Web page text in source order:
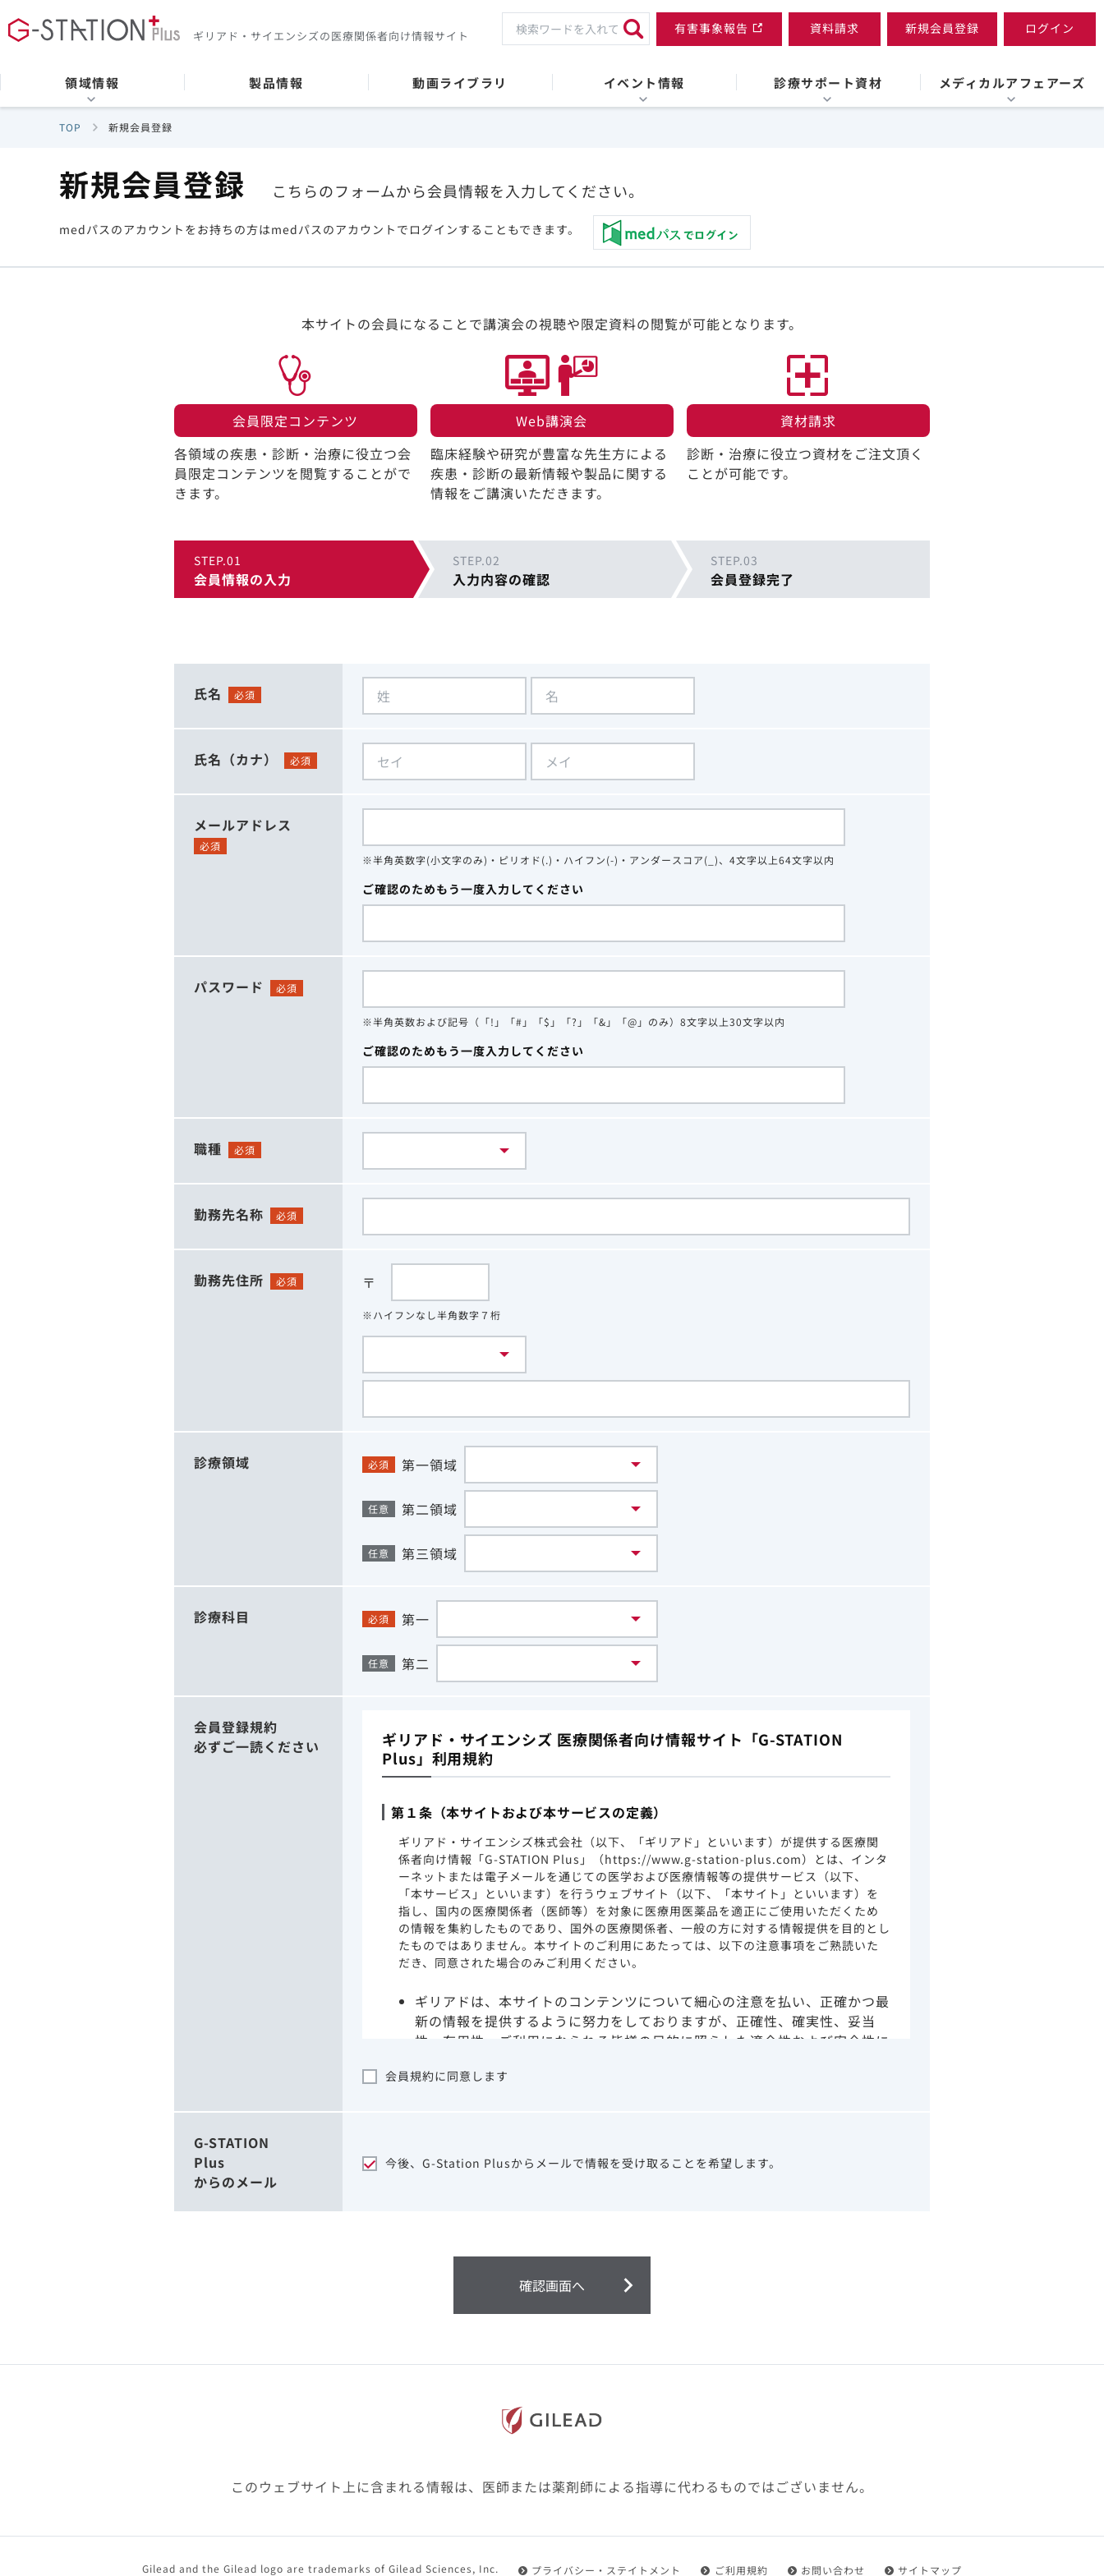
ギリアド・サイエンシズの医療関係者向け情報サイト 有害事象報告 資料請求 新規会員登録 ログイン
領域情報 製品情報 動画ライブラリ イベント情報 診療サポート資材 メディカルアフェアーズ
TOP 新規会員登録
新規会員登録 こちらのフォームから会員情報を入力してください。
medパスのアカウントをお持ちの方はmedパスのアカウントでログインすることもできます。
本サイトの会員になることで講演会の視聴や限定資料の閲覧が可能となります。
会員限定コンテンツ​
各領域の疾患・診断・治療に役立つ会
員限定コンテンツを閲覧することがで
きます。​
Web講演会​
臨床経験や研究が豊富な先生方による
疾患・診断の最新情報や製品に関する
情報をご講演いただきます。
資材請求​
診断・治療に役立つ資材をご注文頂く
ことが可能です。
STEP.01
会員情報の入力
STEP.02
入力内容の確認
STEP.03
会員登録完了
氏名 必須
氏名（カナ） 必須
メールアドレス
必須
※半角英数字(小文字のみ)・ピリオド(.)・ハイフン(-)・アンダースコア(_)、4文字以上64文字以内
ご確認のためもう一度入力してください
パスワード 必須
※半角英数および記号（「!」「#」「$」「?」「&」「@」のみ）8文字以上30文字以内
ご確認のためもう一度入力してください
職種 必須
勤務先名称 必須
勤務先住所 必須 〒
※ハイフンなし半角数字７桁
診療領域 必須 第一領域
任意 第二領域
任意 第三領域
診療科目 必須 第一
任意 第二
会員登録規約
必ずご一読ください
ギリアド・サイエンシズ 医療関係者向け情報サイト「G-STATION
Plus」利用規約
第１条（本サイトおよび本サービスの定義）
ギリアド・サイエンシズ株式会社（以下、「ギリアド」といいます）が提供する医療関
係者向け情報「G-STATION Plus」（https://www.g-station-plus.com）とは、インタ
ーネットまたは電子メールを通じての医学および医療情報等の提供サービス（以下、
「本サービス」といいます）を行うウェブサイト（以下、「本サイト」といいます）を
指し、国内の医療関係者（医師等）を対象に医療用医薬品を適正にご使用いただくため
の情報を集約したものであり、国外の医療関係者、一般の方に対する情報提供を目的とし
たものではありません。本サイトのご利用にあたっては、以下の注意事項をご熟読いた
だき、同意された場合のみご利用ください。
ギリアドは、本サイトのコンテンツについて細心の注意を払い、正確かつ最
新の情報を提供するように努力をしておりますが、正確性、確実性、妥当
性、有用性、ご利用になられる皆様の目的に照らした適合性および安全性に
サイトを利用することまたは利用できなかったことより生じる損害について
本サイト内の情報は、医師その他医療関係者が行なうべきアドバイスやサー
第２条（会員）
1.会員とは、医療関係者の方で、本サービスの利用規約（以下、「本規約」といいます）
4.会員は、設置した機器がギリアドの示す利用環境に適合していない場合や自らの機器の
設定により本サービスの利用ができない場合があることを予め了承するものとします。ま
5.会員は、登録した会員情報に変更が生じた場合には、その都度速やかに本サイト内に設
会員規約に同意します
G-STATION
Plus
からのメール
今後、G-Station Plusからメールで情報を受け取ることを希望します。
確認画面へ
このウェブサイト上に含まれる情報は、医師または薬剤師による指導に代わるものではございません。
Gilead and the Gilead logo are trademarks of Gilead Sciences, Inc. プライバシー・ステイトメント ご利用規約 お問い合わせ サイトマップ